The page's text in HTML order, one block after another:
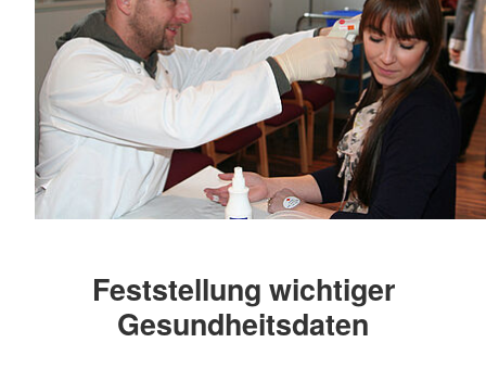
Feststellung wichtiger
Gesundheitsdaten